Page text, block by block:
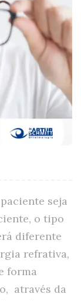
seja
o tipo
diferente
refrativa,
forma
através da